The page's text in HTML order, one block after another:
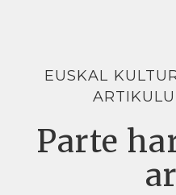
EUSKAL
Parte